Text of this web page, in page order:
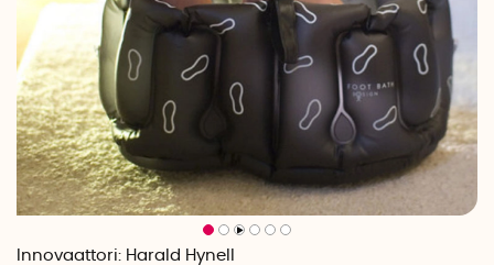
Innovaattori: Harald Hynell